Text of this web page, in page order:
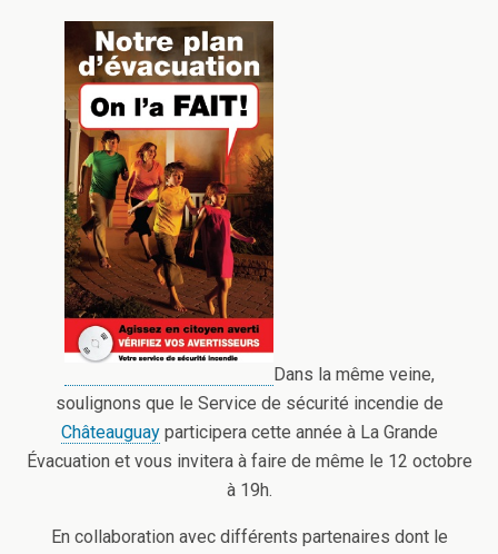
Dans la même veine,
soulignons que le Service de sécurité incendie de
Châteauguayparticipera cette année à La Grande
Évacuation et vous invitera à faire de même le 12 octobre
à 19h.
En collaboration avec différents partenaires dont le